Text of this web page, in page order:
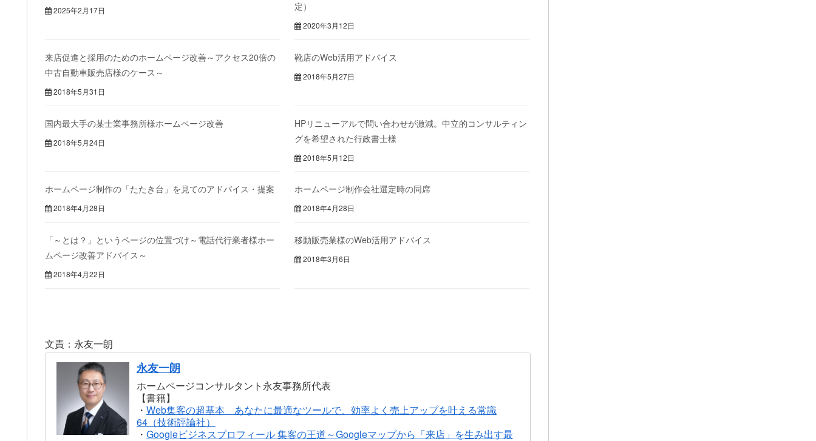
2025年2月17日
定）
2020年3月12日
来店促進と採用のためのホームページ改善～アクセス20倍の
中古自動車販売店様のケース～
2018年5月31日
靴店のWeb活用アドバイス
2018年5月27日
国内最大手の某士業事務所様ホームページ改善
2018年5月24日
HPリニューアルで問い合わせが激減。中立的コンサルティン
グを希望された行政書士様
2018年5月12日
ホームページ制作の「たたき台」を見てのアドバイス・提案
2018年4月28日
ホームページ制作会社選定時の同席
2018年4月28日
「～とは？」というページの位置づけ～電話代行業者様ホー
ムページ改善アドバイス～
2018年4月22日
移動販売業様のWeb活用アドバイス
2018年3月6日
文責：永友一朗
永友一朗
ホームページコンサルタント永友事務所代表
【書籍】
・ Web集客の超基本 あなたに最適なツールで、効率よく売上アップを叶える常識
64（技術評論社）
・ Googleビジネスプロフィール 集客の王道～Googleマップから「来店」を生み出す最